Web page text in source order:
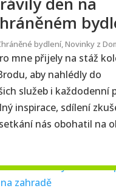
bydlení,Novinky z
mne přijely na stáž
aby nahlédly do
služeb i každodenní
inspirace, sdílení
nás obohatil na